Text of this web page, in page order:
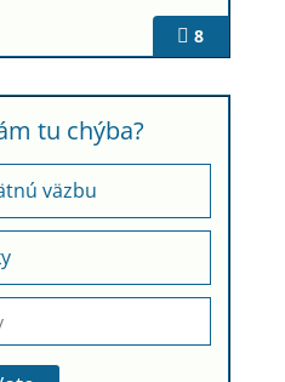
8
tu chýba?
väzbu